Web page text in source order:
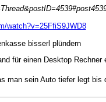
watch?v=25FfiS9JWD8
bisserl plündern
für einen Desktop Rechner
man sein Auto tiefer legt